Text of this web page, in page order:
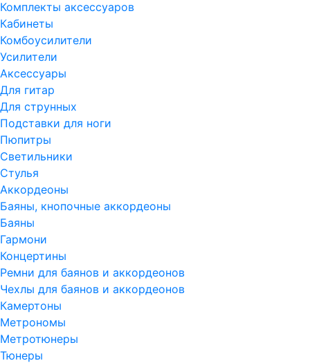
Комплекты аксессуаров
Кабинеты
Комбоусилители
Усилители
Аксессуары
Для гитар
Для струнных
Подставки для ноги
Пюпитры
Светильники
Стулья
Аккордеоны
Баяны, кнопочные аккордеоны
Баяны
Гармони
Концертины
Ремни для баянов и аккордеонов
Чехлы для баянов и аккордеонов
Камертоны
Метрономы
Метротюнеры
Тюнеры